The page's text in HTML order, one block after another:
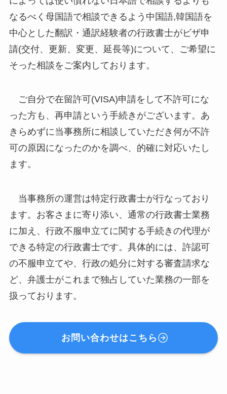
なるべく母国語で相談できるよう中国語,韓国語を
中心とした翻訳・通訳経験者の行政書士がビザ申
請(交付、更新、変更、延長等)について、ご希望に
そった相談をご案内しております。
ご自分で在留許可(VISA)申請をして不許可にな
った方も、再申請という手続きがございます。あ
きらめずに当事務所に相談していただき何が不許
可の原因になったのかを調べ、的確に対応いたし
ます。
当事務所の運営は特定行政書士が行なっており
ます。お客さまに寄り添い、通常の行政書士業務
に加え、行政不服申立てに関する手続きの代理が
できる特定の行政書士です。具体的には、許認可
の不服申立てや、行政の処分に対する審査請求な
ど、弁護士がこれまで独占していた業務の一部を
扱っております。
お問い合わせはこちら